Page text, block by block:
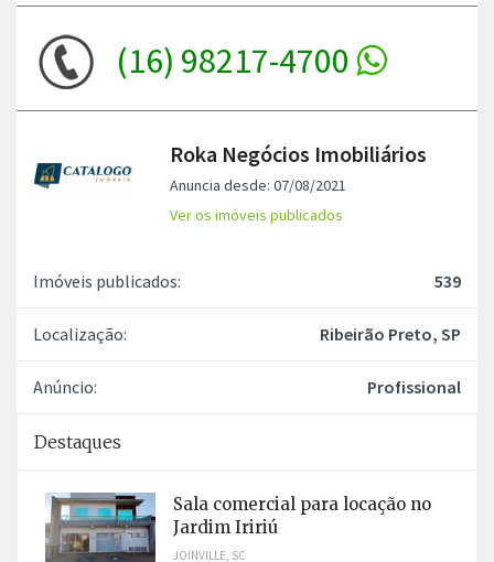
(16) 98217-4700
Roka Negócios Imobiliários
Anuncia desde: 07/08/2021
Ver os imóveis publicados
Imóveis publicados: 539
Localização: Ribeirão Preto, SP
Anúncio: Profissional
Destaques
Sala comercial para locação no
Jardim Iririú
JOINVILLE, SC